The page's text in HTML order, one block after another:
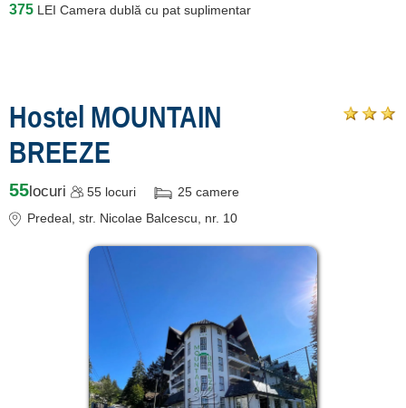
375 LEI Camera dublă cu pat suplimentar
Hostel MOUNTAIN
BREEZE
55 locuri 55 locuri 25 camere
Predeal , str. Nicolae Balcescu, nr. 10